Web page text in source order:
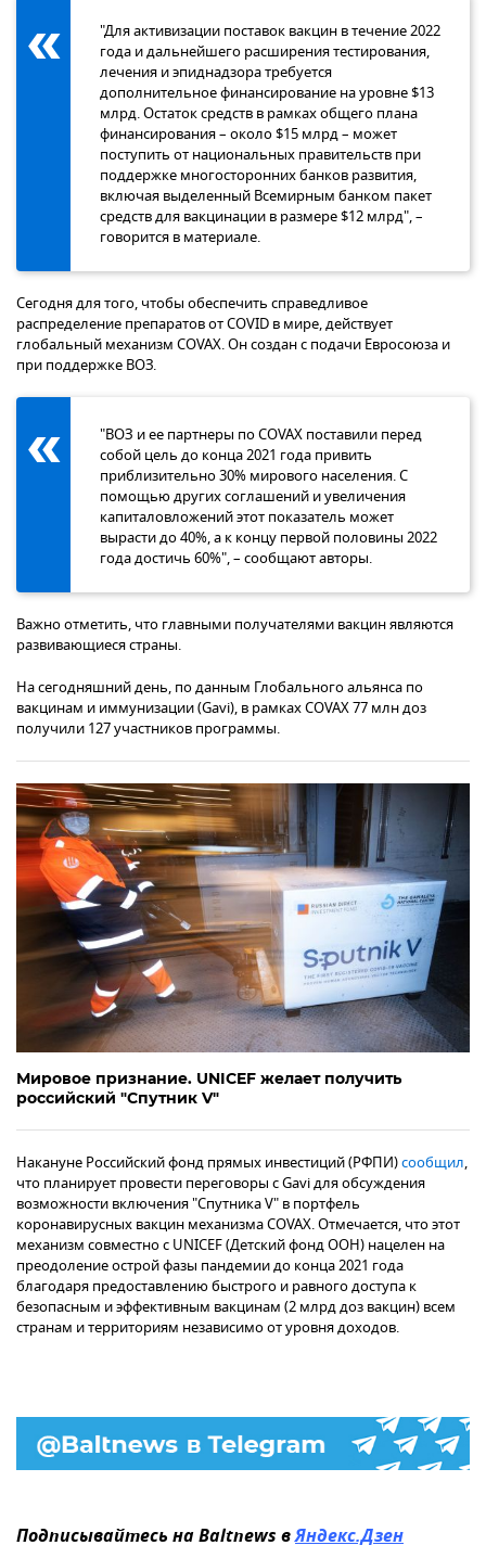
"Для активизации поставок вакцин в течение 2022
года и дальнейшего расширения тестирования,
лечения и эпиднадзора требуется
дополнительное финансирование на уровне $13
млрд. Остаток средств в рамках общего плана
финансирования – около $15 млрд – может
поступить от национальных правительств при
поддержке многосторонних банков развития,
включая выделенный Всемирным банком пакет
средств для вакцинации в размере $12 млрд", –
говорится в материале.
Сегодня для того, чтобы обеспечить справедливое
распределение препаратов от COVID в мире, действует
глобальный механизм COVAX. Он создан с подачи Евросоюза и
при поддержке ВОЗ.
"ВОЗ и ее партнеры по COVAX поставили перед
собой цель до конца 2021 года привить
приблизительно 30% мирового населения. С
помощью других соглашений и увеличения
капиталовложений этот показатель может
вырасти до 40%, а к концу первой половины 2022
года достичь 60%", – сообщают авторы.
Важно отметить, что главными получателями вакцин являются
развивающиеся страны.
На сегодняшний день, по данным Глобального альянса по
вакцинам и иммунизации (Gavi), в рамках COVAX 77 млн доз
получили 127 участников программы.
Мировое признание. UNICEF желает получить
российский "Спутник V"
Накануне Российский фонд прямых инвестиций (РФПИ)сообщил,
что планирует провести переговоры с Gavi для обсуждения
возможности включения "Спутника V" в портфель
коронавирусных вакцин механизма COVAX. Отмечается, что этот
механизм совместно с UNICEF (Детский фонд ООН) нацелен на
преодоление острой фазы пандемии до конца 2021 года
благодаря предоставлению быстрого и равного доступа к
безопасным и эффективным вакцинам (2 млрд доз вакцин) всем
странам и территориям независимо от уровня доходов.
Подписывайтесь на Baltnews вЯндекс.Дзен